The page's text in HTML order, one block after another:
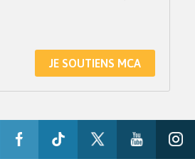
JE SOUTIENS MCA